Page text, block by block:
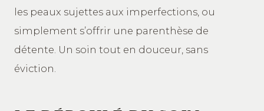
les peaux sujettes aux imperfections, ou
simplement s’offrir une parenthèse de
détente. Un soin tout en douceur, sans
éviction.